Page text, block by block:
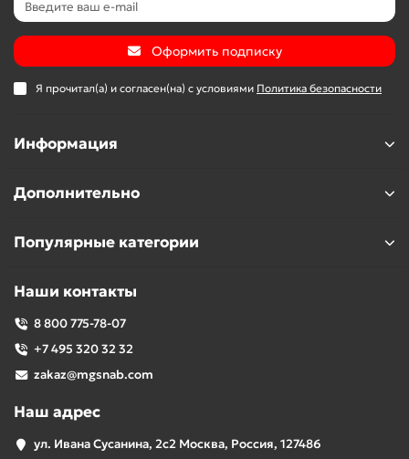
Оформить подписку
Я прочитал(а) и согласен(на) с условиями Политика безопасности
Информация
Дополнительно
Популярные категории
Наши контакты
8 800 775-78-07
+7 495 320 32 32
zakaz@mgsnab.com
Наш адрес
ул. Ивана Сусанина, 2с2 Москва, Россия, 127486